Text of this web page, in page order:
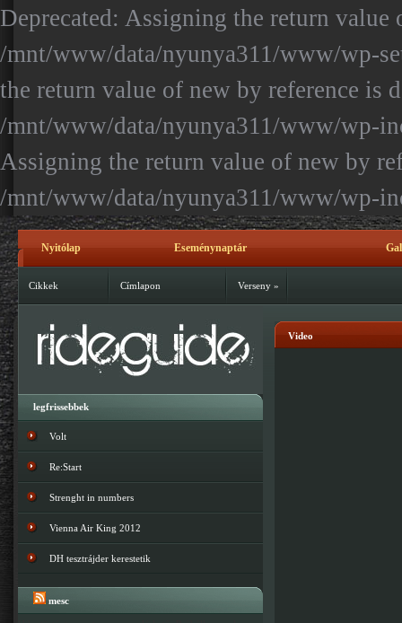
Deprecated: Assigning the return value
/mnt/www/data/nyunya311/www/wp-
the return value of new by reference is
/mnt/www/data/nyunya311/www/wp-
Assigning the return value of new by
/mnt/www/data/nyunya311/www/wp-
Nyitólap Eseménynaptár
Kapcsolat
Cikkek Címlapon Verseny »
Video
legfrissebbek
Volt
Re:Start
Strenght in numbers
Vienna Air King 2012
DH tesztrájder kerestetik
mesc